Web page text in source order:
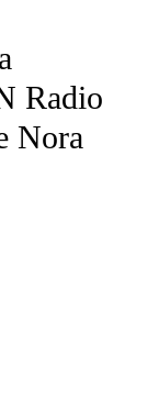
TO RECEIVE
Radio
Nora